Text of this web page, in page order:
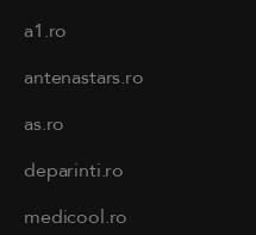
a1.ro
antenastars.ro
as.ro
deparinti.ro
medicool.ro